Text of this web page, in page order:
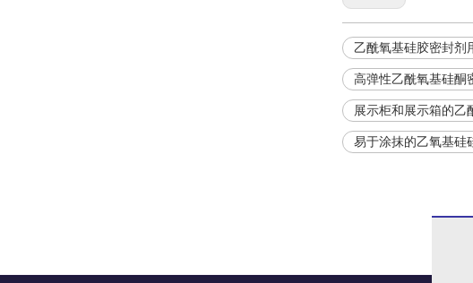
乙酰氧基硅胶密封剂
高弹性乙酰氧基硅酮
展示柜和展示箱的乙
易于涂抹的乙氧基硅